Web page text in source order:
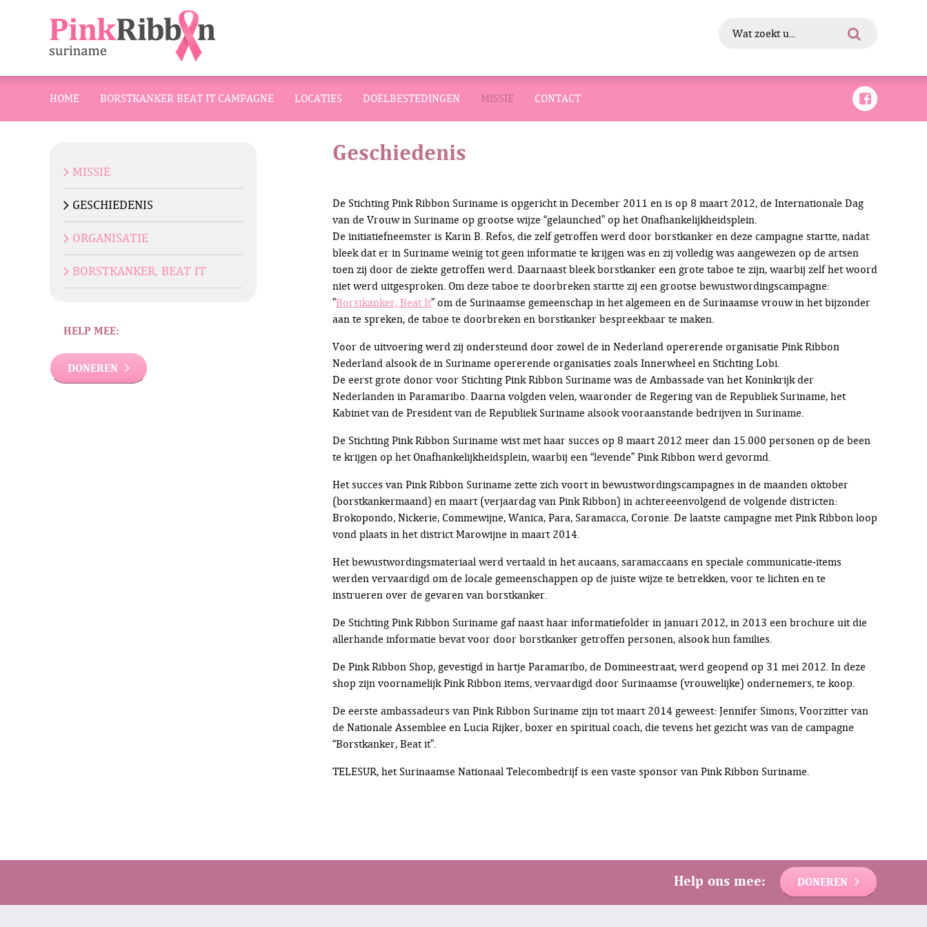
HOME BORSTKANKER BEAT IT CAMPAGNE LOCATIES DOELBESTEDINGEN MISSIE CONTACT
MISSIE
GESCHIEDENIS
ORGANISATIE
BORSTKANKER, BEAT IT
HELP MEE:
DONEREN
Geschiedenis
De Stichting Pink Ribbon Suriname is opgericht in December 2011 en is op 8 maart 2012, de Internationale Dag
van de Vrouw in Suriname op grootse wijze “gelaunched” op het Onafhankelijkheidsplein.
De initiatiefneemster is Karin B. Refos, die zelf getroffen werd door borstkanker en deze campagne startte, nadat
bleek dat er in Suriname weinig tot geen informatie te krijgen was en zij volledig was aangewezen op de artsen
toen zij door de ziekte getroffen werd. Daarnaast bleek borstkanker een grote taboe te zijn, waarbij zelf het woord
niet werd uitgesproken. Om deze taboe te doorbreken startte zij een grootse bewustwordingscampagne:
”Borstkanker, Beat It” om de Surinaamse gemeenschap in het algemeen en de Surinaamse vrouw in het bijzonder
aan te spreken, de taboe te doorbreken en borstkanker bespreekbaar te maken.
Voor de uitvoering werd zij ondersteund door zowel de in Nederland opererende organisatie Pink Ribbon
Nederland alsook de in Suriname opererende organisaties zoals Innerwheel en Stichting Lobi.
De eerst grote donor voor Stichting Pink Ribbon Suriname was de Ambassade van het Koninkrijk der
Nederlanden in Paramaribo. Daarna volgden velen, waaronder de Regering van de Republiek Suriname, het
Kabinet van de President van de Republiek Suriname alsook vooraanstande bedrijven in Suriname.
De Stichting Pink Ribbon Suriname wist met haar succes op 8 maart 2012 meer dan 15.000 personen op de been
te krijgen op het Onafhankelijkheidsplein, waarbij een “levende” Pink Ribbon werd gevormd.
Het succes van Pink Ribbon Suriname zette zich voort in bewustwordingscampagnes in de maanden oktober
(borstkankermaand) en maart (verjaardag van Pink Ribbon) in achtereeenvolgend de volgende districten:
Brokopondo, Nickerie, Commewijne, Wanica, Para, Saramacca, Coronie. De laatste campagne met Pink Ribbon loop
vond plaats in het district Marowijne in maart 2014.
Het bewustwordingsmateriaal werd vertaald in het aucaans, saramaccaans en speciale communicatie-items
werden vervaardigd om de locale gemeenschappen op de juiste wijze te betrekken, voor te lichten en te
instrueren over de gevaren van borstkanker.
De Stichting Pink Ribbon Suriname gaf naast haar informatiefolder in januari 2012, in 2013 een brochure uit die
allerhande informatie bevat voor door borstkanker getroffen personen, alsook hun families.
De Pink Ribbon Shop, gevestigd in hartje Paramaribo, de Domineestraat, werd geopend op 31 mei 2012. In deze
shop zijn voornamelijk Pink Ribbon items, vervaardigd door Surinaamse (vrouwelijke) ondernemers, te koop.
De eerste ambassadeurs van Pink Ribbon Suriname zijn tot maart 2014 geweest: Jennifer Simons, Voorzitter van
de Nationale Assemblee en Lucia Rijker, boxer en spiritual coach, die tevens het gezicht was van de campagne
“Borstkanker, Beat it”.
TELESUR, het Surinaamse Nationaal Telecombedrijf is een vaste sponsor van Pink Ribbon Suriname.
Help ons mee: DONEREN